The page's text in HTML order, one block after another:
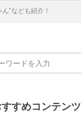
”なども紹介！
すめコンテンツ